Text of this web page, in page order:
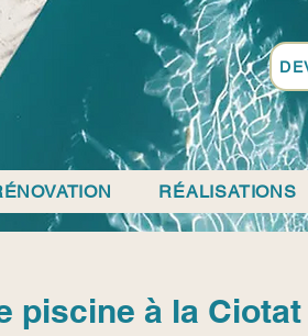
RÉALISATIONS
piscine à la Ciotat